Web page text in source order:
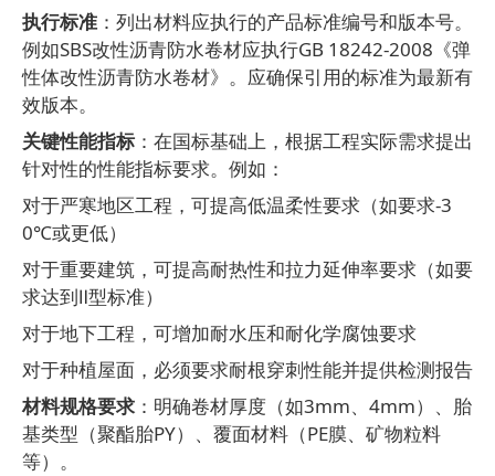
执行标准 ：列出材料应执行的产品标准编号和版本号。
例如SBS改性沥青防水卷材应执行GB 18242-2008 《弹
性体改性沥青防水卷材》。应确保引用的标准为最新有
效版本。
关键性能指标 ：在国标基础上，根据工程实际需求提出
针对性的性能指标要求。例如：
对于严寒地区工程，可提高低温柔性要求（如要求-3
0℃或更低）
对于重要建筑，可提高耐热性和拉力延伸率要求（如要
求达到Ⅱ型标准）
对于地下工程，可增加耐水压和耐化学腐蚀要求
对于种植屋面，必须要求耐根穿刺性能并提供检测报告
材料规格要求 ：明确卷材厚度（如3mm、 4mm）、胎
基类型（聚酯胎PY）、覆面材料（PE膜、矿物粒料
等）。